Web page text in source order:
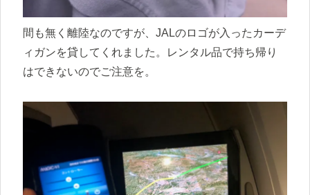
間も無く離陸なのですが、JALのロゴが入ったカーデ
ィガンを貸してくれました。レンタル品で持ち帰り
はできないのでご注意を。